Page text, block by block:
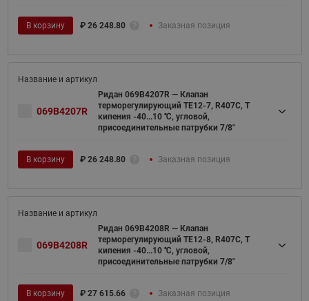
В корзину ₽ 26 248.80 Заказная позиция
069B4207R
Ридан 069B4207R — Клапан
терморегулирующий TE12-7, R407C, T
кипения -40...10 ℃, угловой,
присоединительные патрубки 7/8"
В корзину ₽ 26 248.80 Заказная позиция
069B4208R
Ридан 069B4208R — Клапан
терморегулирующий TE12-8, R407C, T
кипения -40...10 ℃, угловой,
присоединительные патрубки 7/8"
В корзину ₽ 27 615.66 Заказная позиция